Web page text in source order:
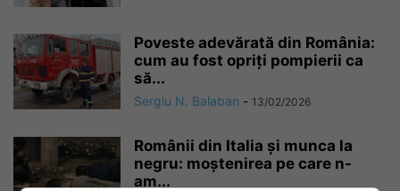
Poveste adevărată din România:
cum au fost opriți pompierii ca
să...
Sergiu N. Balaban - 13/02/2026
Românii din Italia și munca la
negru: moștenirea pe care n-
am...